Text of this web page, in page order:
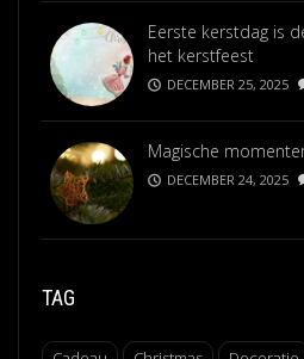
Eerste kerstdag is
het kerstfeest
DECEMBER 25, 2025
Magische
DECEMBER 24, 2025
TAG